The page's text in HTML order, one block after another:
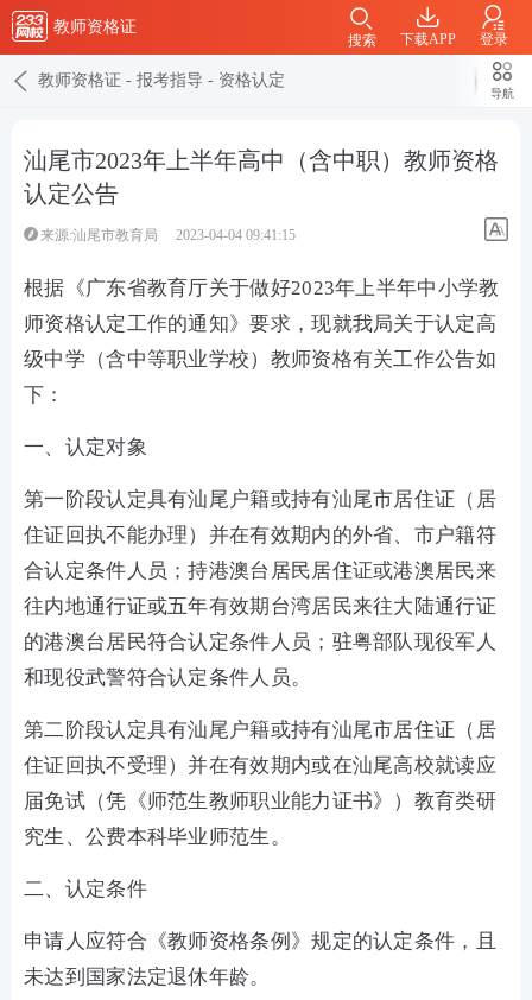
教师资格证
下载APP 登录
搜索
教师资格证 - 报考指导 - 资格认定
导航
汕尾市2023年上半年高中（含中职）教师资格
认定公告
来源:汕尾市教育局 2023-04-04 09:41:15
根据《广东省教育厅关于做好2023年上半年中小学教
师资格认定工作的通知》要求，现就我局关于认定高
级中学（含中等职业学校）教师资格有关工作公告如
下：
一、认定对象
第一阶段认定具有汕尾户籍或持有汕尾市居住证（居
住证回执不能办理）并在有效期内的外省、市户籍符
合认定条件人员；持港澳台居民居住证或港澳居民来
往内地通行证或五年有效期台湾居民来往大陆通行证
的港澳台居民符合认定条件人员；驻粤部队现役军人
和现役武警符合认定条件人员。
第二阶段认定具有汕尾户籍或持有汕尾市居住证（居
住证回执不受理）并在有效期内或在汕尾高校就读应
届免试（凭《师范生教师职业能力证书》）教育类研
究生、公费本科毕业师范生。
二、认定条件
申请人应符合《教师资格条例》规定的认定条件，且
未达到国家法定退休年龄。